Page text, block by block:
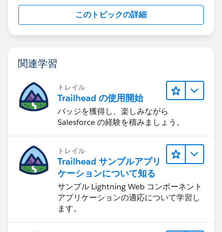
このトピックの詳細
関連学習
トレイル
Trailhead の使用開始
バッジを獲得し、楽しみながら
Salesforce の経験を積みましょう。
トレイル
Trailhead サンプルアプリ
ケーションについて知る
サンプル Lightning Web コンポーネント
アプリケーションの適応について学習し
ます。